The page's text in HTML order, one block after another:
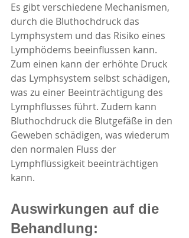
Es gibt verschiedene Mechanismen,
durch die Bluthochdruck das
Lymphsystem und das Risiko eines
Lymphödems beeinflussen kann.
Zum einen kann der erhöhte Druck
das Lymphsystem selbst schädigen,
was zu einer Beeinträchtigung des
Lymphflusses führt. Zudem kann
Bluthochdruck die Blutgefäße in den
Geweben schädigen, was wiederum
den normalen Fluss der
Lymphflüssigkeit beeinträchtigen
kann.
Auswirkungen auf die
Behandlung: